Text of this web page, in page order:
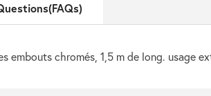
embouts chromés, 1,5 m de long.